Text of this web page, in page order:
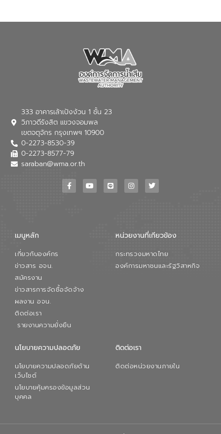
ณ เทศบาลตำบลบางเลน จังหวัดนครปฐม
333 อาคารเล้าเป้งง้วน 1 ชั้น 23
วิภาวดีรังสิต แขวงจอมพล
เขตจตุจักร กรุงเทพฯ 10900
0-2273-8530-39
0-2273-8577-79
saraban@wma.or.th
เมนูหลัก
เกี่ยวกับองค์กร
ข่าวสาร อจน.
สมัครงาน
ข่าวสารการจัดซื้อจัดจ้าง
ผลงาน อจน.
ติดต่อเรา
รายงานความยั่งยืน
หน่วยงานที่เกียวข้อง
กระทรวงมหาดไทย
องค์การมหาชนและรัฐวิสาหกิจ
นโยบายความปลอดภัย
นโยบายความปลอดภัยด้าน
เว็บไซต์
นโยบายคุ้มครองข้อมูลส่วน
บุคคล
ติดต่อเรา
ติดต่อหน่วยงานภายใน